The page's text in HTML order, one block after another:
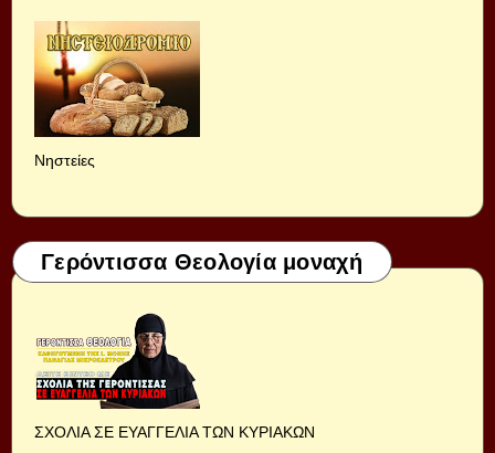
Νηστείες
Γερόντισσα Θεολογία μοναχή
ΣΧΟΛΙΑ ΣΕ ΕΥΑΓΓΕΛΙΑ ΤΩΝ ΚΥΡΙΑΚΩΝ